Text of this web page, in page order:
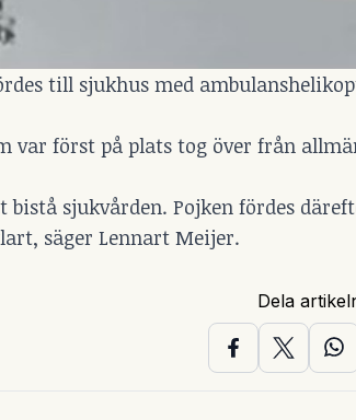
till sjukhus med
var först på plats tog över från
bistå sjukvården. Pojken fördes
säger Lennart Meijer.
Dela